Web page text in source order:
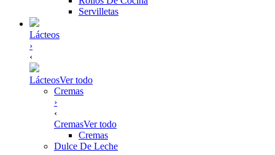
Servilletas
Lácteos
›
‹
LácteosVer todo
Cremas
›
‹
CremasVer todo
Cremas
Dulce De Leche